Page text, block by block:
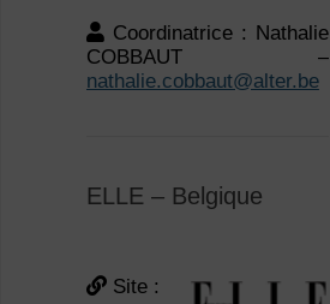
Coordinatrice : Nathalie
COBBAUT –
nathalie.cobbaut@alter.be
ELLE – Belgique
Site :